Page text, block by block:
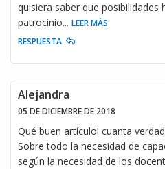
quisiera saber que posibilidades
patrocinio... LEER MÁS
RESPUESTA
Alejandra
05 DE DICIEMBRE DE 2018
Qué buen artículo! cuanta
Sobre todo la necesidad de
según la necesidad de los